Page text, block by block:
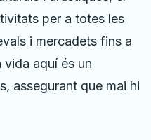
per a totes les
i mercadets fins a
aquí és un
assegurant que mai hi